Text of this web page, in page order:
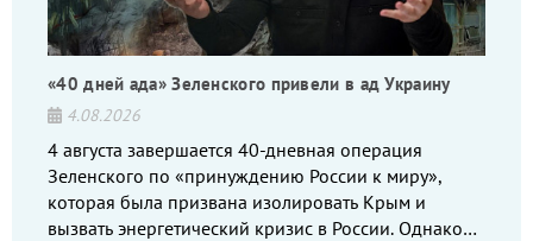
«40 дней ада» Зеленского привели в ад Украину
4.08.2026
4 августа завершается 40-дневная операция
Зеленского по «принуждению России к миру»,
которая была призвана изолировать Крым и
вызвать энергетический кризис в России. Однако